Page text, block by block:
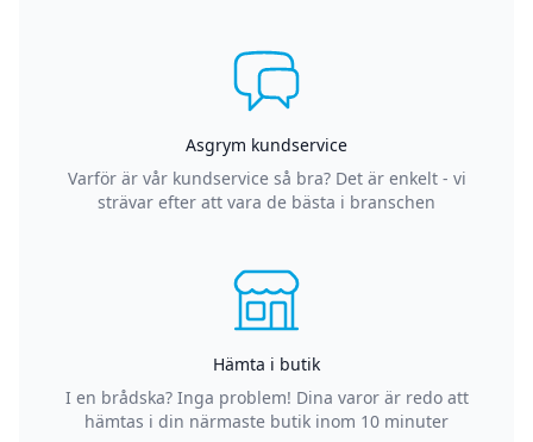
Asgrym kundservice
Varför är vår kundservice så bra? Det är enkelt - vi
strävar efter att vara de bästa i branschen
Hämta i butik
I en brådska? Inga problem! Dina varor är redo att
hämtas i din närmaste butik inom 10 minuter